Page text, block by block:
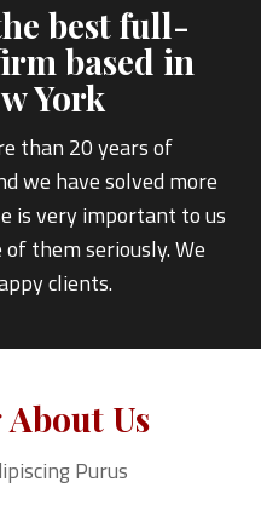
best full-
based in
York
than 20 years of
we have solved more
is very important to us
them seriously. We
clients.
Us
Purus